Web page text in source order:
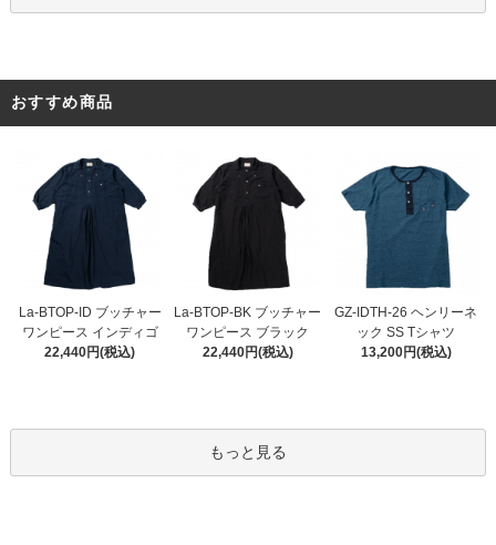
おすすめ商品
La-BTOP-ID ブッチャー
ワンピース インディゴ
22,440円(税込)
La-BTOP-BK ブッチャー
ワンピース ブラック
22,440円(税込)
GZ-IDTH-26 ヘンリーネ
ック SS Tシャツ
13,200円(税込)
もっと見る